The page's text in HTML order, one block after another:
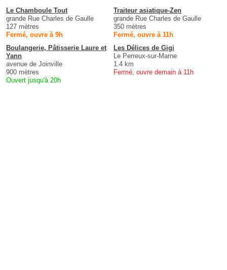
Le Chamboule Tout
grande Rue Charles de Gaulle
127 mètres
Fermé, ouvre à 9h
Traiteur asiatique-Zen
grande Rue Charles de Gaulle
350 mètres
Fermé, ouvre à 11h
Boulangerie, Pâtisserie Laure et
Yann
avenue de Joinville
900 mètres
Ouvert jusqu'à 20h
Les Délices de Gigi
Le Perreux-sur-Marne
1.4 km
Fermé, ouvre demain à 11h